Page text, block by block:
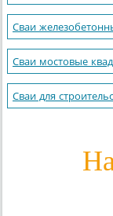
Сваи
Сваи мостовые
Сваи для